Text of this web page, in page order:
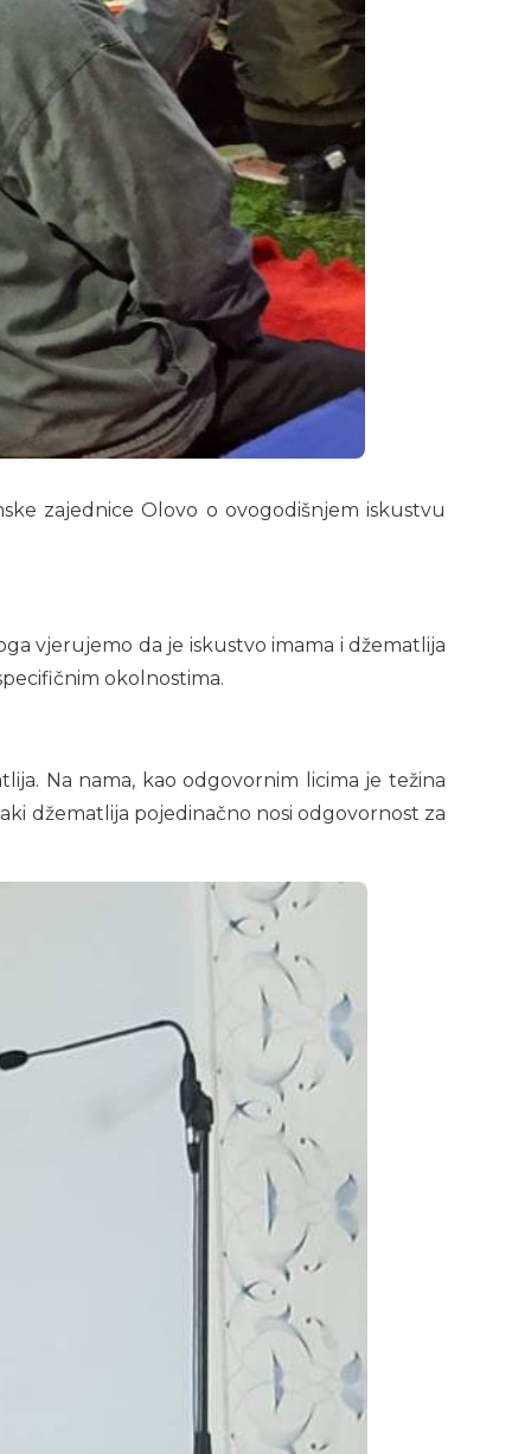
zajednice Olovo o ovogodišnjem iskustvu
vjerujemo da je iskustvo imama i džematlija
okolnostima.
Na nama, kao odgovornim licima je težina
džematlija pojedinačno nosi odgovornost za